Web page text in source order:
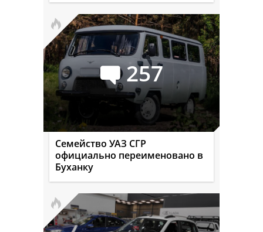
257
Семейство УАЗ СГР
официально переименовано в
Буханку